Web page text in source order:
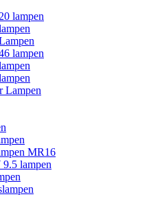
lampen
lampen
Lampen
MR16
lampen